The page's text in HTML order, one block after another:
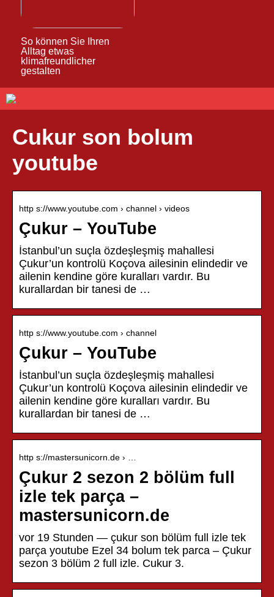
So können Sie Ihren
Alltag etwas
klimafreundlicher
gestalten
Cukur son bolum
youtube
http s://www.youtube.com › channel › videos
Çukur – YouTube
İstanbul’un suçla özdeşleşmiş mahallesi
Çukur’un kontrolü Koçova ailesinin elindedir ve
ailenin kendine göre kuralları vardır. Bu
kurallardan bir tanesi de …
http s://www.youtube.com › channel
Çukur – YouTube
İstanbul’un suçla özdeşleşmiş mahallesi
Çukur’un kontrolü Koçova ailesinin elindedir ve
ailenin kendine göre kuralları vardır. Bu
kurallardan bir tanesi de …
http s://mastersunicorn.de › …
Çukur 2 sezon 2 bölüm full
izle tek parça –
mastersunicorn.de
vor 19 Stunden — çukur son bölüm full izle tek
parça youtube Ezel 34 bolum tek parca – Çukur
sezon 3 bölüm 2 full izle. Cukur 3.